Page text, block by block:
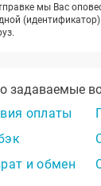
мы Вас
задаваемые
оплаты
и обмен